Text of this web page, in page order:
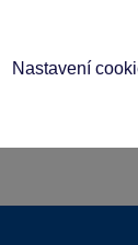
Nastavení